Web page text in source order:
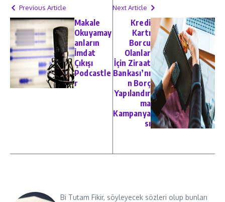
Previous Article
Makale
Okuyamay
anların
İmdat
Çıkışı
Podcastle
r
Next Article
Kredi
Kartı
Borcu
Olanlar
İçin Ziraat
Bankası’nı
n Borç
Yapılandır
ma
Kampanya
sı
Bi Tutam Fikir, söyleyecek sözleri olup bunları